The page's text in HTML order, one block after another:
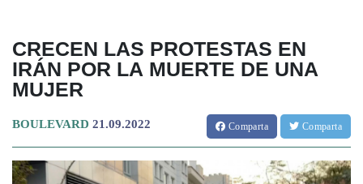
CRECEN LAS PROTESTAS EN
IRÁN POR LA MUERTE DE UNA
MUJER
BOULEVARD 21.09.2022 Comparta Comparta